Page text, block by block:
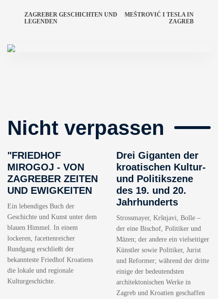
ZAGREBER GESCHICHTEN UND
LEGENDEN
MEŠTROVIĆ I TESLA IN
ZAGREB
Nicht verpassen
"FRIEDHOF
MIROGOJ - VON
ZAGREBER ZEITEN
UND EWIGKEITEN
Ein lebendiges Buch der
Geschichte und Kunst unter dem
blauen Himmel. In einem
lockeren, facettenreicher
Rundgang erschließt der
bekannteste Friedhof Kroatiens
die lokale und regionale
Kulturgeschichte.
Drei Giganten der
kroatischen Kultur-
und Politikszene
des 19. und 20.
Jahrhunderts
Strossmayer, Kršnjavi, Bolle –
der eine Bischof, Politiker und
Mäzen; der andere ein vielseitiger
Künstler sowie Politiker, Jurist
und Reformer; während der dritte
einige der bedeutendsten
architektonischen Werke in
Zagreb und Kroatien geschaffen